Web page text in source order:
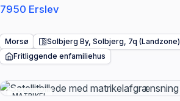
7950 Erslev
Morsø
Solbjerg By, Solbjerg, 7q (Landzone)
Fritliggende enfamiliehus
MATRIKEL